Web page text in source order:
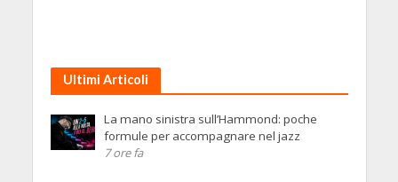
Ultimi Articoli
La mano sinistra sull’Hammond: poche
formule per accompagnare nel jazz
7 ore fa